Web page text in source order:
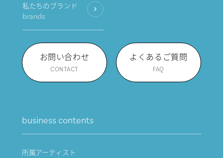
私たちのブランド
brands
お問い合わせ
CONTACT
よくあるご質問
FAQ
business contents
所属アーティスト